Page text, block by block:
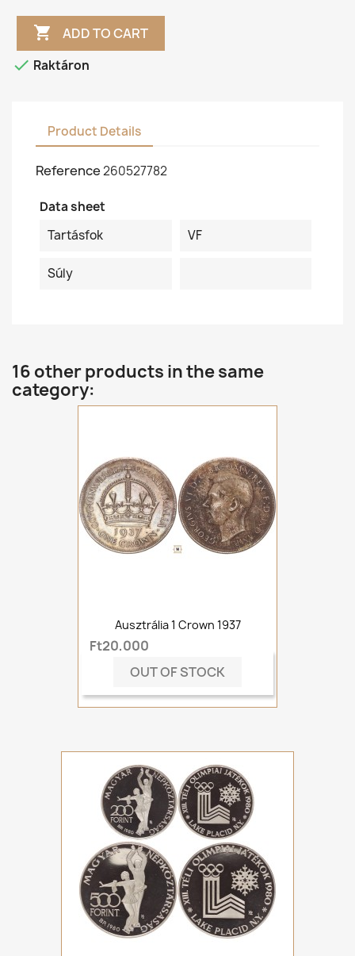
 ADD TO CART
 Raktáron
Product Details
Reference260527782
Data sheet
Tartásfok
VF
Súly
16 other products in the same
category:
Ausztrália 1 Crown 1937
Ft20,000
OUT OF STOCK